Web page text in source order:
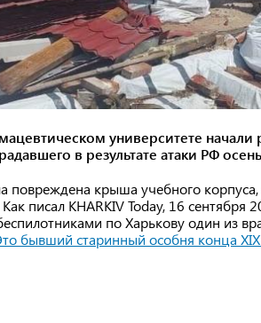
университете начали
в результате атаки РФ
повреждена крыша учебного
писал KHARKIV Today, 16 сентября
по Харькову один из
бывший старинный особня конца XIX